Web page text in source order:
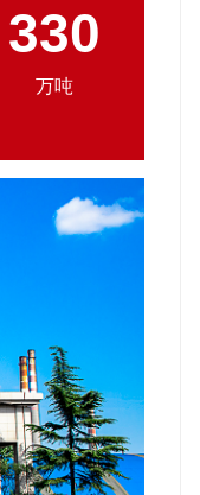
330
万吨